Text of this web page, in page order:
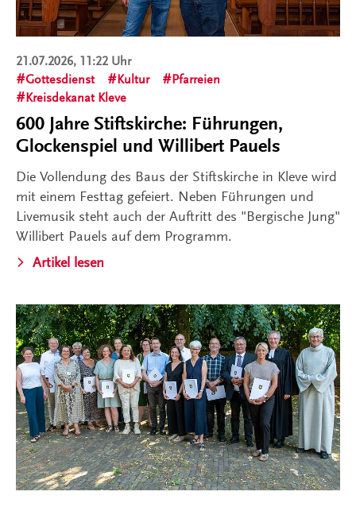
21.07.2026, 11:22 Uhr
Gottesdienst
Kultur
Pfarreien
Kreisdekanat Kleve
600 Jahre Stiftskirche: Führungen,
Glockenspiel und Willibert Pauels
Die Vollendung des Baus der Stiftskirche in Kleve wird
mit einem Festtag gefeiert. Neben Führungen und
Livemusik steht auch der Auftritt des "Bergische Jung"
Willibert Pauels auf dem Programm.
Artikel lesen